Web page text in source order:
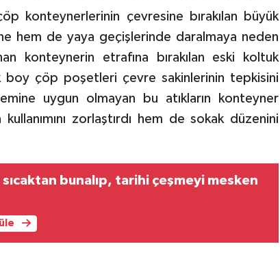
konteynerlerinin çevresine bırakılan büyük
hem de yaya geçişlerinde daralmaya neden
konteynerin etrafına bırakılan eski koltuk
boy çöp poşetleri çevre sakinlerinin tepkisini
uygun olmayan bu atıkların konteyner
zorlaştırdı hem de sokak düzenini
bunalıp, tarihi çeşmeyi mesken